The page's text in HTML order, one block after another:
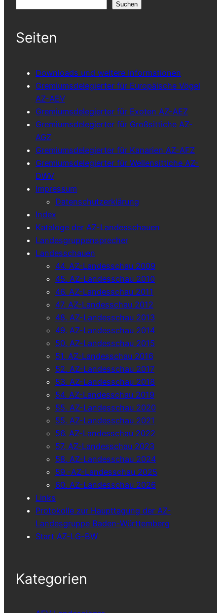
Suchen
Seiten
Downloads und weitere Informationen
Gremiumsdelegierter für Europäische Vögel
AZ-AEV
Gremiumsdelegierter für Exoten AZ-AEZ
Gremiumsdelegierter für Großsittiche AZ-
AGZ
Gremiumsdelegierter für Kanarien AZ-AFZ
Gremiumsdelegierter für Wellensittiche AZ-
DWV
Impressum
Datenschutzerklärung
Index
Kataloge der AZ-Landesschauen
Landesgruppensprecher
Landesschauen
44. AZ-Landesschau 2009
45. AZ-Landesschau 2010
46. AZ-Landesschau 2011
47. AZ-Landesschau 2012
48. AZ-Landesschau 2013
49. AZ-Landesschau 2014
50. AZ-Landesschau 2015
51. AZ-Landesschau 2016
52. AZ-Landesschau 2017
53. AZ-Landesschau 2018
54. AZ-Landesschau 2019
55. AZ-Landesschau 2020
55. AZ-Landesschau 2021
56. AZ-Landesschau 2022
57. AZ-Landesschau 2023
58. AZ-Landesschau 2024
59.-AZ-Landesschau 2025
60. AZ-Landesschau 2026
Links
Protokolle zur Haupttagung der AZ-
Landesgruppe Baden-Württemberg
Start AZ-LG-BW
Kategorien